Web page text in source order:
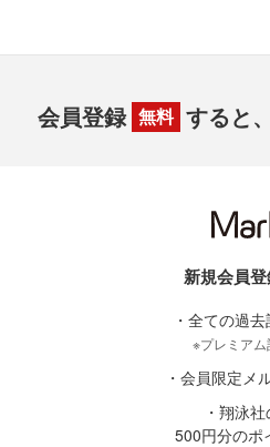
会員登録 無料 すると
新規会員
・全ての過
※プレミアム
・会員限定メ
・翔泳
500円分のポ